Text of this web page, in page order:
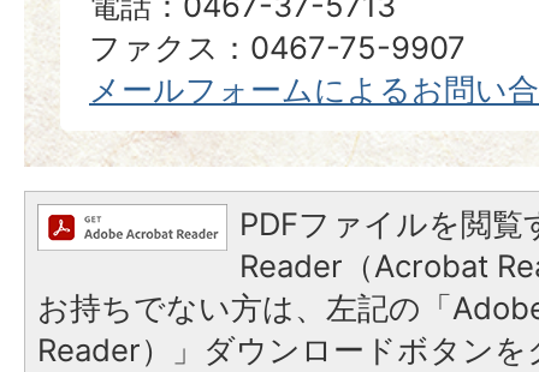
ファクス：0467-75-9907
メールフォームによるお問い
PDFファイルを閲
Reader（Acrobat
お持ちでない方は、左記の「
Reader）」ダウンロードボタン